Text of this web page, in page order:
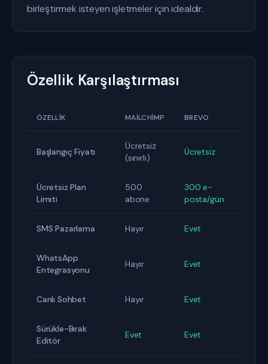
birleştirmek isteyen işletmeler için idealdir.
Özellik Karşılaştırması
ÖZELLIK MAILCHIMP BREVO
Başlangıç Fiyatı
Ücretsiz
(sınırlı)
Ücretsiz
Ücretsiz Plan
Limiti
500
abone
300 e-
posta/gün
SMS Pazarlama Hayır Evet
WhatsApp
Entegrasyonu
Hayır Evet
Canlı Sohbet Hayır Evet
Sürükle-Bırak
Editör
Evet Evet